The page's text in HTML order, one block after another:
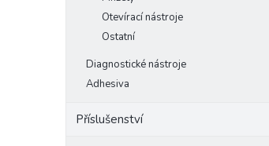
Otevírací nástroje
Ostatní
Diagnostické nástroje
Adhesiva
Příslušenství